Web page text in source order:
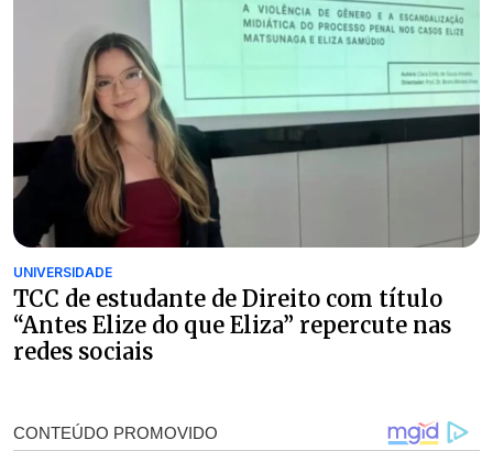
UNIVERSIDADE
TCC de estudante de Direito com título
“Antes Elize do que Eliza” repercute nas
redes sociais